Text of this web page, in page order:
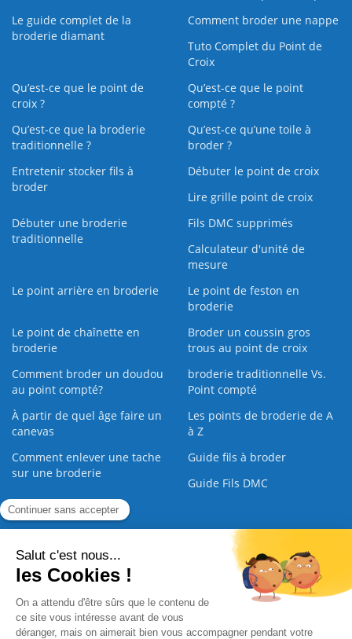
Le guide complet de la
broderie diamant
Comment broder une nappe
Tuto Complet du Point de
Croix
Qu’est-ce que le point de
croix ?
Qu’est-ce que le point
compté ?
Qu’est-ce que la broderie
traditionnelle ?
Qu’est‑ce qu’une toile à
broder ?
Entretenir stocker fils à
broder
Débuter le point de croix
Lire grille point de croix
Débuter une broderie
traditionnelle
Fils DMC supprimés
Calculateur d'unité de
mesure
Le point arrière en broderie
Le point de feston en
broderie
Le point de chaînette en
broderie
Broder un coussin gros
trous au point de croix
Comment broder un doudou
au point compté?
broderie traditionnelle Vs.
Point compté
À partir de quel âge faire un
canevas
Les points de broderie de A
à Z
Comment enlever une tache
sur une broderie
Guide fils à broder
Guide Fils DMC
Guide de la Broderie
Commande Papier Qui sommes nous Nous contacter |
Paiement sécurisé